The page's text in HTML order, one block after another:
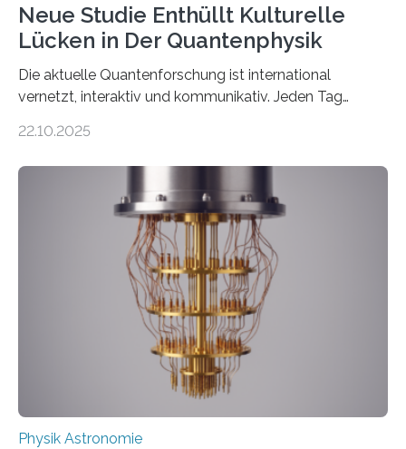
Neue Studie Enthüllt Kulturelle
Lücken in Der Quantenphysik
Die aktuelle Quantenforschung ist international
vernetzt, interaktiv und kommunikativ. Jeden Tag
oft von Autor*innen, die eng zusammenarbeiten. Neue
werden schnell weiterentwickelt. Dies ist der Alltag in
der Forschung der Quantentheorie, die dieses Jahr 100
Jahre alt geworden ist, weshalb die UNESCO 2025 zum
Internationalen Jahr der Quantenwissenschaft und -
technologie ausgerufen hat. Doch nun hat eine
internationale Forschungsgruppe um den
22.10.2025
Physik Astronomie